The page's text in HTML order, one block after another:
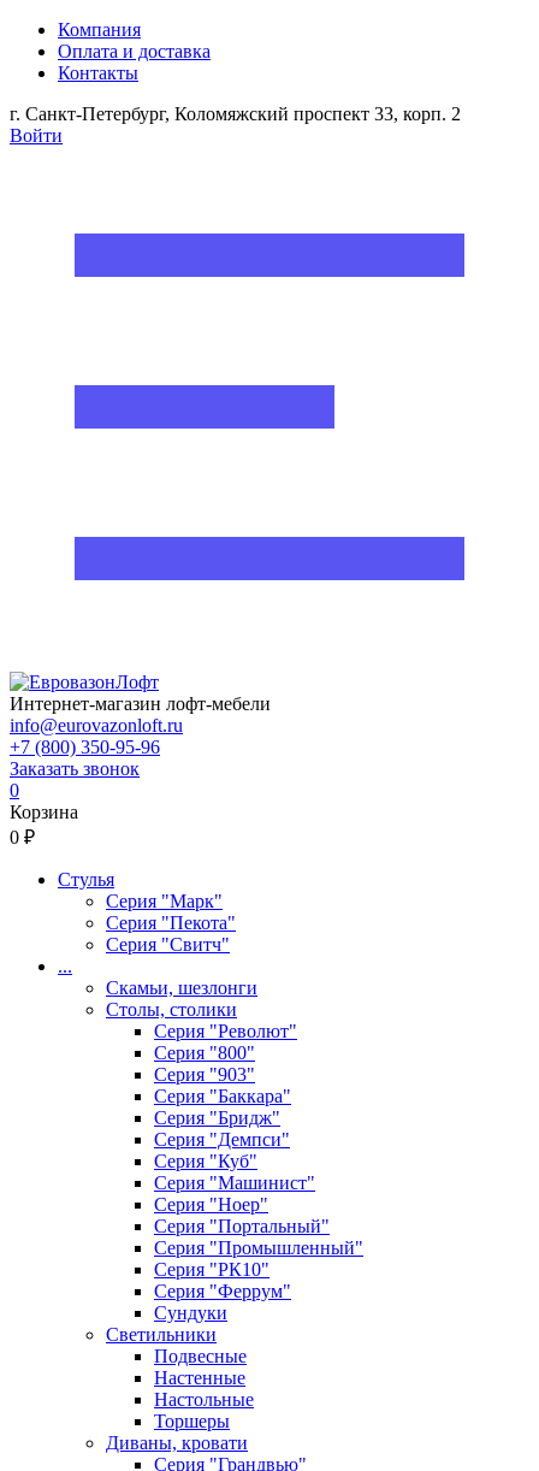
Компания
Оплата и доставка
Контакты
г. Санкт-Петербург, Коломяжский проспект 33, корп. 2
Войти
Интернет-магазин лофт-мебели
info@eurovazonloft.ru
+7 (800) 350-95-96
Заказать звонок
0
Корзина
0 ₽
Стулья
Серия "Марк"
Серия "Пекота"
Серия "Свитч"
...
Скамьи, шезлонги
Столы, столики
Серия "Револют"
Серия "800"
Серия "903"
Серия "Баккара"
Серия "Бридж"
Серия "Демпси"
Серия "Куб"
Серия "Машинист"
Серия "Ноер"
Серия "Портальный"
Серия "Промышленный"
Серия "РК10"
Серия "Феррум"
Сундуки
Светильники
Подвесные
Настенные
Настольные
Торшеры
Диваны, кровати
Серия "Грандвью"